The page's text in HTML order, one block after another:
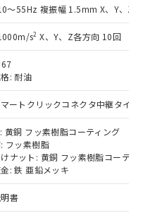
～55Hz 複振幅 1.5mm X、Y、Z
s2 X、Y、Z各方向 10回
: 耐油
ートクリックコネクタ中継タイ
黄銅 フッ素樹脂コーティング
フッ素樹脂
ナット: 黄銅 フッ素樹脂コーティ
: 鉄 亜鉛メッキ
書
はお客様担当のオ
店・当社販売員に
売店や当社販売拠
ク
価格結果を当社の
者に漏洩または開
リスト作成サー
だくには、I-Web
れている必要が
ト上で当社にご
について、当社
酸ジイソブチル
び制御機器に対する
いては閾値を超える意
ます。
どにより、予定
す。
ロード
タル酸ブチルベンジ
シル)) : 1000ppm
）のすべてが基
ます。
において有害物
に深刻な影響を
す。
販売部門へお問
講じます。
核兵器、ミサイ
兵器またはその他
造装置等に一切
第三者に販売する
よび3の内容を当
す。また当社は、
係わる関係者が違
ある場合は、取
ん。
ないが在庫あり
在庫状況につ
お取引先、ま
オムロン制御
社販売員にご確
た在庫状況の
いない機種